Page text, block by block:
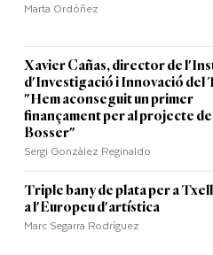
Marta Ordóñez
Xavier Cañas, director de
d'Investigació i Innovació del
"Hem aconseguit un primer
finançament per al projecte de
Bosser"
Sergi Gonzàlez Reginaldo
Triple bany de plata per a
a l'Europeu d'artística
Marc Segarra Rodríguez